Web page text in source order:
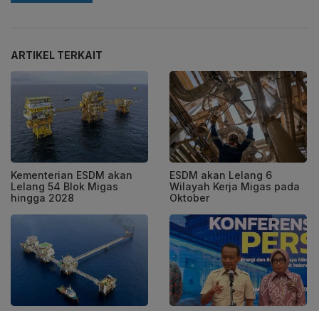
ARTIKEL TERKAIT
Kementerian ESDM akan
Lelang 54 Blok Migas
hingga 2028
ESDM akan Lelang 6
Wilayah Kerja Migas pada
Oktober